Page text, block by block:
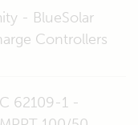
- BlueSolar
Controllers
62109-1 -